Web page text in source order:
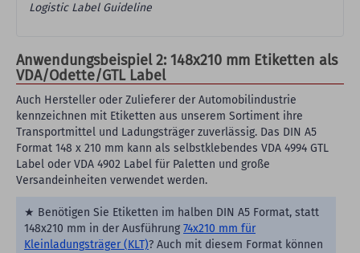
Logistic Label Guideline
Anwendungsbeispiel 2: 148x210 mm Etiketten als
VDA/Odette/GTL Label
Auch Hersteller oder Zulieferer der Automobilindustrie
kennzeichnen mit Etiketten aus unserem Sortiment ihre
Transportmittel und Ladungsträger zuverlässig. Das DIN A5
Format 148 x 210 mm kann als selbstklebendes VDA 4994 GTL
Label oder VDA 4902 Label für Paletten und große
Versandeinheiten verwendet werden.
★ Benötigen Sie Etiketten im halben DIN A5 Format, statt
148x210 mm in der Ausführung 74x210 mm für
Kleinladungsträger (KLT)? Auch mit diesem Format können